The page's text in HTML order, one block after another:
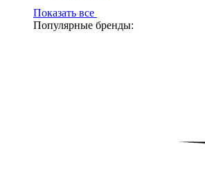
Показать все
Популярные бренды: